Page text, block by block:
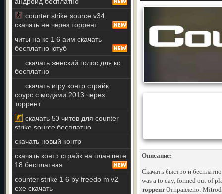
counter strike source v34
скачать не через торрент
читы на кс 1 6 аим скачать
бесплатно ютуб
скачать женский голос для кс
бесплатно
скачать игру контр страйк
соурс с модами 2013 через
торрент
скачать 50 читов для counter
strike source бесплатно
скачать новый контр
скачать контр страйк на планшете
18 бесплатная
counter strike 1 6 by freedo m v2
exe скачать
Описание:
Скачать быстро и
was a to day, formed out of
торрентОтправлено: